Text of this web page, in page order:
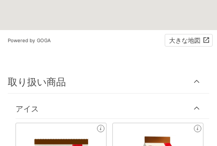
Powered by GOGA 大きな地図
取り扱い商品
アイス